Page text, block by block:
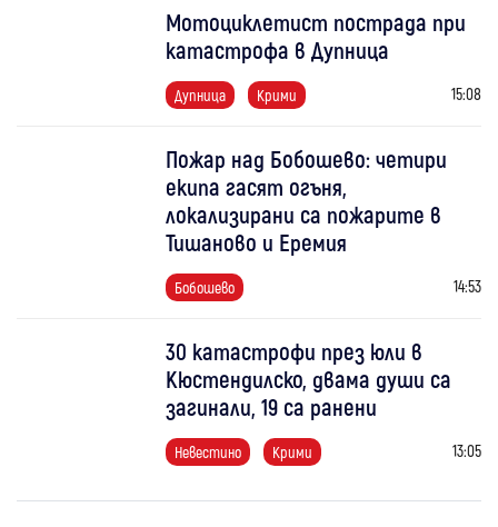
Мотоциклетист пострада при
катастрофа в Дупница
Дупница Крими 15:08
Пожар над Бобошево: четири
екипа гасят огъня,
локализирани са пожарите в
Тишаново и Еремия
Бобошево 14:53
30 катастрофи през юли в
Кюстендилско, двама души са
загинали, 19 са ранени
Невестино Крими 13:05